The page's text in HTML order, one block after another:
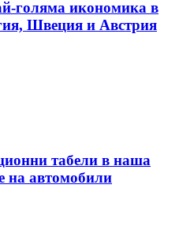
голяма икономика в
Швеция и Австрия
табели в наша
на автомобили